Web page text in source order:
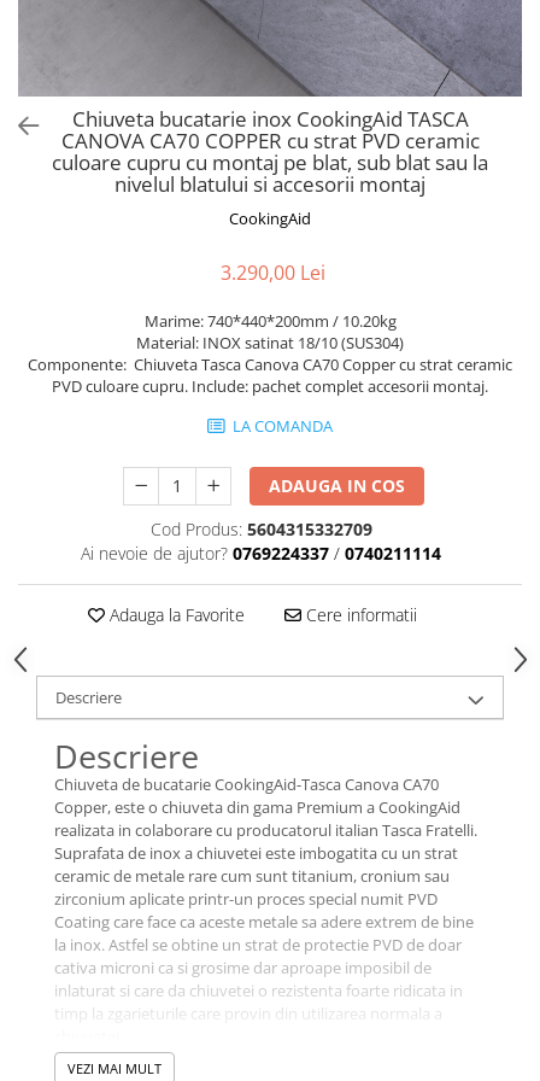
Apiratoare cu sac
Aspiratoare fara sac
Ingrijirea rufelor si a vaselor
Masini de spalat vase
Masini de spalat rufe
Masini de spalat rufe cu uscator
Chiuveta bucatarie inox CookingAid TASCA
CANOVA CA70 COPPER cu strat PVD ceramic
culoare cupru cu montaj pe blat, sub blat sau la
nivelul blatului si accesorii montaj
CookingAid
3.290,00 Lei
Marime: 740*440*200mm / 10.20kg
Material: INOX satinat 18/10 (SUS304)
Componente: Chiuveta Tasca Canova CA70 Copper cu strat ceramic
PVD culoare cupru. Include: pachet complet accesorii montaj.
LA COMANDA
ADAUGA IN COS
Cod Produs: 5604315332709
Ai nevoie de ajutor? 0769224337 / 0740211114
Adauga la Favorite Cere informatii
Descriere
Descriere
Chiuveta de bucatarie CookingAid-Tasca Canova CA70
Copper, este o chiuveta din gama Premium a CookingAid
realizata in colaborare cu producatorul italian Tasca Fratelli.
Suprafata de inox a chiuvetei este imbogatita cu un strat
ceramic de metale rare cum sunt titanium, cronium sau
zirconium aplicate printr-un proces special numit PVD
Coating care face ca aceste metale sa adere extrem de bine
la inox. Astfel se obtine un strat de protectie PVD de doar
cativa microni ca si grosime dar aproape imposibil de
inlaturat si care da chiuvetei o rezistenta foarte ridicata in
timp la zgarieturile care provin din utilizarea normala a
Este o chiuveta cu o singura cuva si ventil de scurgere
VEZI MAI MULT